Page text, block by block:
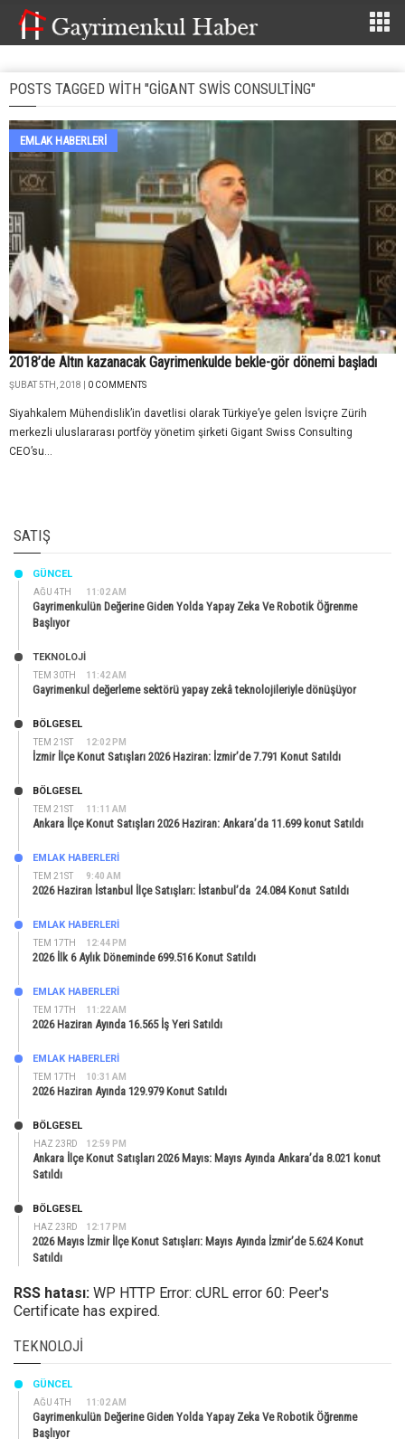
POSTS TAGGED WITH "GIGANT SWIS CONSULTING"
EMLAK HABERLERI
2018’de Altın kazanacak Gayrimenkulde bekle-gör dönemi başladı
ŞUBAT 5TH, 2018 | 0 COMMENTS
Siyahkalem Mühendislik’in davetlisi olarak Türkiye’ye gelen İsviçre Zürih
merkezli uluslararası portföy yönetim şirketi Gigant Swiss Consulting
CEO’su...
SATIŞ
AĞU 4TH 11:02 AM
GÜNCEL
Gayrimenkulün Değerine Giden Yolda Yapay Zeka Ve Robotik Öğrenme
Başlıyor
TEM 30TH 11:42 AM
TEKNOLOJİ
Gayrimenkul değerleme sektörü yapay zekâ teknolojileriyle dönüşüyor
TEM 21ST 12:02 PM
BÖLGESEL
İzmir İlçe Konut Satışları 2026 Haziran: İzmir’de 7.791 Konut Satıldı
TEM 21ST 11:11 AM
BÖLGESEL
Ankara İlçe Konut Satışları 2026 Haziran: Ankara’da 11.699 konut Satıldı
TEM 21ST 9:40 AM
EMLAK HABERLERI
2026 Haziran İstanbul İlçe Satışları: İstanbul’da 24.084 Konut Satıldı
TEM 17TH 12:44 PM
EMLAK HABERLERI
2026 İlk 6 Aylık Döneminde 699.516 Konut Satıldı
TEM 17TH 11:22 AM
EMLAK HABERLERI
2026 Haziran Ayında 16.565 İş Yeri Satıldı
TEM 17TH 10:31 AM
EMLAK HABERLERI
2026 Haziran Ayında 129.979 Konut Satıldı
HAZ 23RD 12:59 PM
BÖLGESEL
Ankara İlçe Konut Satışları 2026 Mayıs: Mayıs Ayında Ankara’da 8.021 konut
Satıldı
HAZ 23RD 12:17 PM
BÖLGESEL
2026 Mayıs İzmir İlçe Konut Satışları: Mayıs Ayında İzmir’de 5.624 Konut
Satıldı
RSS hatası: WP HTTP Error: cURL error 60: Peer's
Certificate has expired.
TEKNOLOJI
AĞU 4TH 11:02 AM
GÜNCEL
Gayrimenkulün Değerine Giden Yolda Yapay Zeka Ve Robotik Öğrenme
Başlıyor